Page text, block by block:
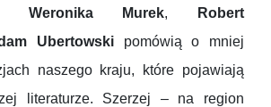
Weronika Murek,
Robert
Ubertowskipomówią o mniej
naszego kraju, które pojawiają
literaturze. Szerzej – na region